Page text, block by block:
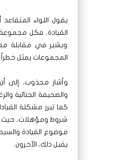
يقول اللواء
القيادة، فكل مجموعة
ويشير في مقابلة
المجموعات يمثل
وأشار مجذوب، إلى
والصحيفة الجنائية
كما تبرز مشكلة
شروط ومؤهلات، حيث
موضوع القيادة
يقبل ذلك، الآخرون.